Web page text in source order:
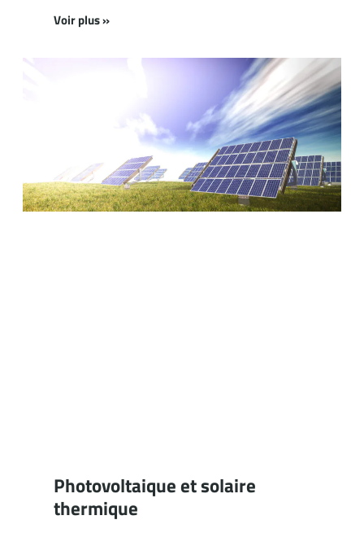
Voir plus »
Photovoltaique et solaire
thermique